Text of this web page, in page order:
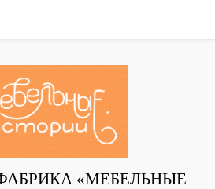
«МЕБЕЛЬНЫЕ